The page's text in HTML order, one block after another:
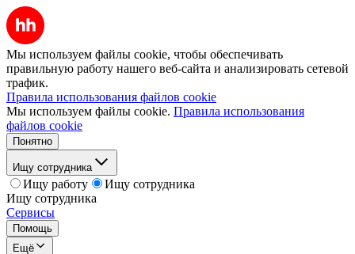
Мы используем файлы cookie, чтобы обеспечивать
правильную работу нашего веб-сайта и анализировать сетевой
трафик.
Правила использования файлов cookie
Мы используем файлы cookie. Правила использования
файлов cookie
Понятно
Ищу сотрудника
Ищу работу
Ищу сотрудника
Ищу сотрудника
Сервисы
Помощь
Ещё